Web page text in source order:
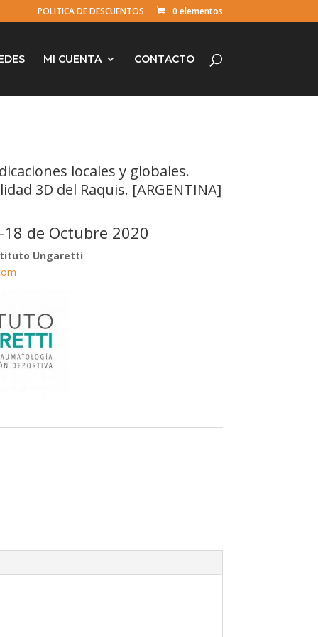
POLITICA DE DESCUENTOS 0 elementos
MI CUENTA CONTACTO
locales y globales.
3D del Raquis. [ARGENTINA]
de Octubre 2020
Ungaretti